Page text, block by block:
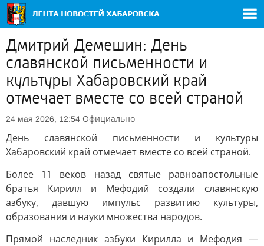
Дмитрий Демешин: День
славянской письменности и
культуры Хабаровский край
отмечает вместе со всей страной
24 мая 2026, 12:54 Официально
День славянской письменности и культуры
Хабаровский край отмечает вместе со всей страной.
Более 11 веков назад святые равноапостольные
братья Кирилл и Мефодий создали славянскую
азбуку, давшую импульс развитию культуры,
образования и науки множества народов.
Прямой наследник азбуки Кирилла и Мефодия —